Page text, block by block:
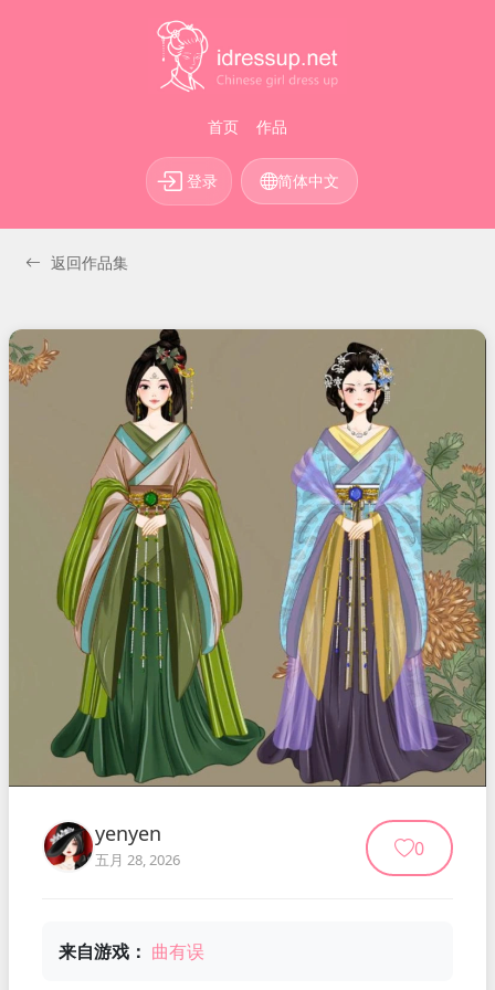
首页 作品
登录 简体中文
返回作品集
yenyen
五月 28, 2026 0
来自游戏： 曲有误